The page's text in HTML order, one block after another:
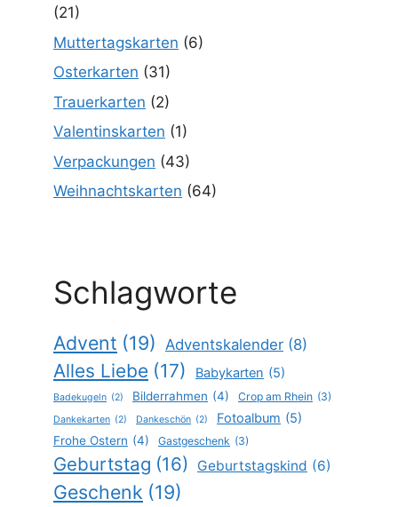
(21)
Muttertagskarten (6)
Osterkarten (31)
Trauerkarten (2)
Valentinskarten (1)
Verpackungen (43)
Weihnachtskarten (64)
Schlagworte
Advent (19) Adventskalender (8)
Alles Liebe (17) Babykarten (5)
Badekugeln (2) Bilderrahmen (4) Crop am Rhein (3)
Dankekarten (2) Dankeschön (2) Fotoalbum (5)
Frohe Ostern (4) Gastgeschenk (3)
Geburtstag (16) Geburtstagskind (6)
Geschenk (19)